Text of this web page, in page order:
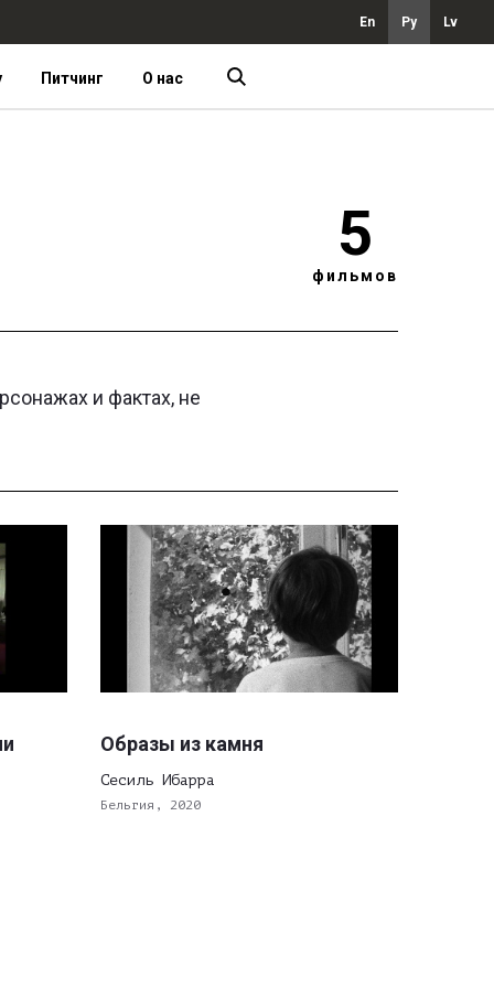
En Ру Lv
Питчинг О нас
5
фильмов
и фактах, не
Образы из камня
Сесиль Ибарра
Бельгия, 2020